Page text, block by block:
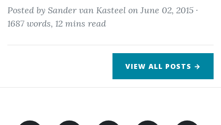
Posted by Sander van Kasteel on June 02, 2015 ·
1687 words, 12 mins read
VIEW ALL POSTS →